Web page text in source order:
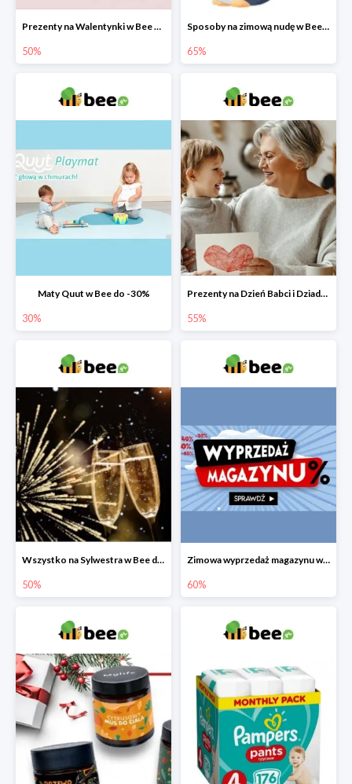
Prezenty na Walentynki w Bee do -50%
50%
Sposoby na zimową nudę w Bee do 65%
65%
Maty Quut w Bee do -30%
30%
Prezenty na Dzień Babci i Dziadka w Bee do -55%
55%
Wszystko na Sylwestra w Bee do -50%
50%
Zimowa wyprzedaż magazynu w Bee do -60%
60%